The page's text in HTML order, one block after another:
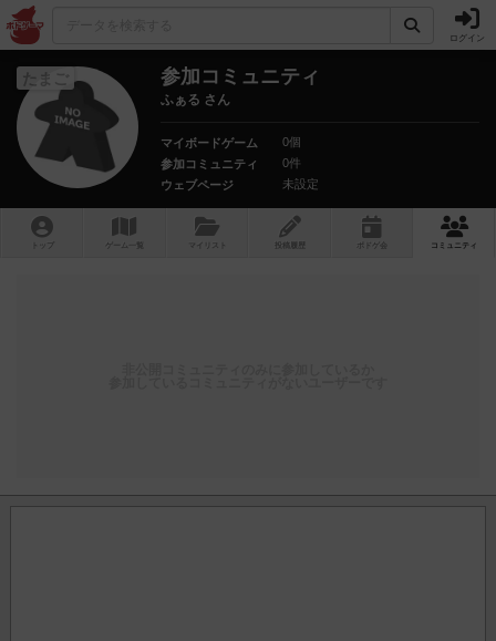
ログイン
たまご 参加コミュニティ
ふぁる さん
マイボードゲーム
0個
参加コミュニティ
0件
ウェブページ
未設定
トップ ゲーム一覧 マイリスト 投稿履歴 ボ ドゲ コミュニティ